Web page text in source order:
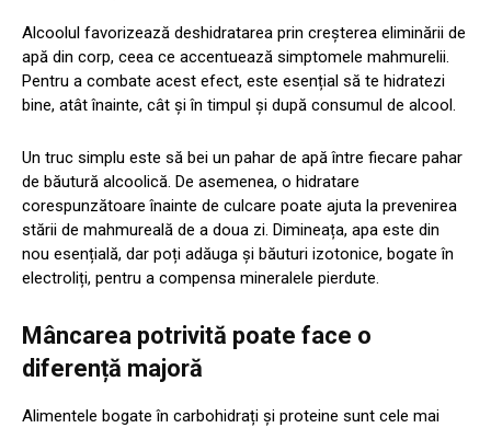
Alcoolul favorizează deshidratarea prin creșterea eliminării de
apă din corp, ceea ce accentuează simptomele mahmurelii.
Pentru a combate acest efect, este esențial să te hidratezi
bine, atât înainte, cât și în timpul și după consumul de alcool.
Un truc simplu este să bei un pahar de apă între fiecare pahar
de băutură alcoolică. De asemenea, o hidratare
corespunzătoare înainte de culcare poate ajuta la prevenirea
stării de mahmureală de a doua zi. Dimineața, apa este din
nou esențială, dar poți adăuga și băuturi izotonice, bogate în
electroliți, pentru a compensa mineralele pierdute.
Mâncarea potrivită poate face o
diferență majoră
Alimentele bogate în carbohidrați și proteine sunt cele mai